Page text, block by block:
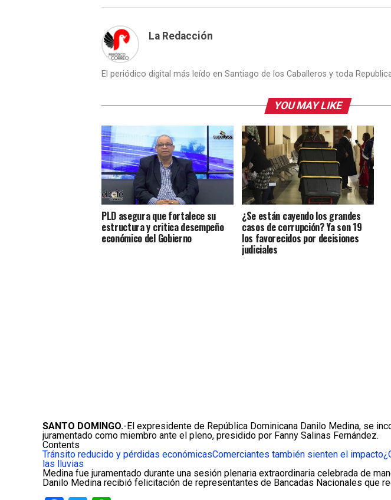
La Redacción
El periódico digital más leído en Santiago de los Caballeros y toda
YOU MAY LIKE
PLD asegura que fortalece su
estructura y critica desempeño
económico del Gobierno
¿Se están cayendo los grandes
casos de corrupción? Ya son 19
los favorecidos por decisiones
judiciales
SANTO DOMINGO.-El expresidente de República Dominicana Danilo Medina, se
juramentado como miembro ante el pleno, presidido por Fanny Salinas Fernández.
Contents
Tránsito reducido y pérdidas económicasComerciantes también sienten el impacto
las lluvias
Medina fue juramentado durante una sesión plenaria extraordinaria celebrada de
Danilo Medina recibió felicitación de representantes de Bancadas Nacionales que